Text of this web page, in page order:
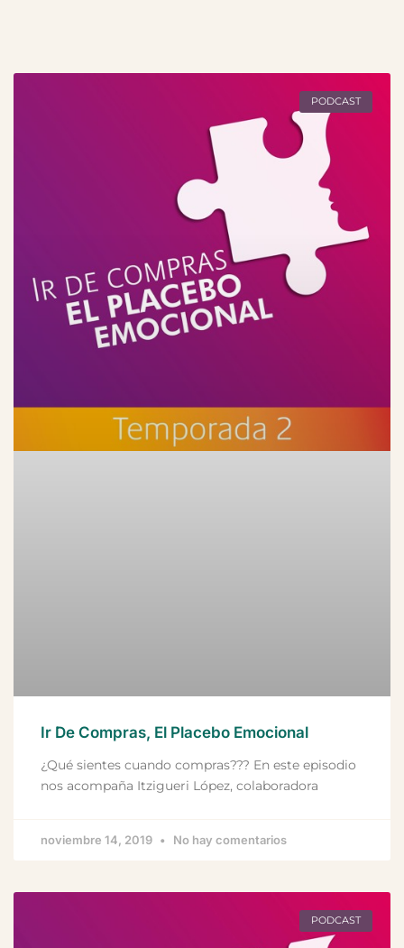
PODCAST
Ir De Compras, El Placebo Emocional
¿Qué sientes cuando compras??? En este episodio
nos acompaña Itzigueri López, colaboradora
noviembre 14, 2019 No hay comentarios
PODCAST